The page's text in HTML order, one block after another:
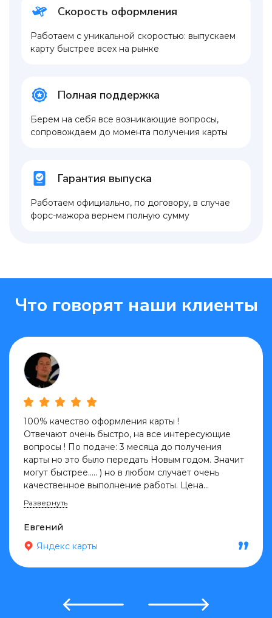
Скорость оформления
Работаем с уникальной скоростью: выпускаем
карту быстрее всех на рынке
Полная поддержка
Берем на себя все возникающие вопросы,
сопровождаем до момента получения карты
Гарантия выпуска
Работаем официально, по договору, в случае
форс-мажора вернем полную сумму
Что говорят наши клиенты
100% качество оформления карты !
Отвечают очень быстро, на все интересующие
вопросы ! По подаче: 3 месяца до получения
карты но это было передать Новым годом. Значит
могут быстрее….. ) но в любом случает очень
качественное выполнение работы. Цена...
Развернуть
Евгений
Яндекс карты